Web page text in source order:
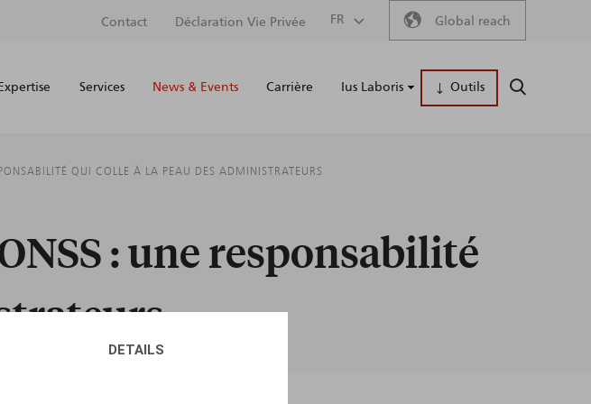
DETAILS
Secondary
menu
Contact Déclaration Vie Privée FR Global reach
Main
Expertise Services News & Events Carrière Ius Laboris Outils
QUI COLLE À LA PEAU DES ADMINISTRATEURS
: une responsabilité